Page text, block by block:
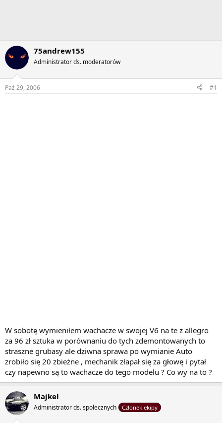
75andrew155
Administrator ds. moderatorów
Paź 29, 2006 #1
W sobotę wymieniłem wachacze w swojej V6 na te z allegro
za 96 zł sztuka w porównaniu do tych zdemontowanych to
straszne grubasy ale dziwna sprawa po wymianie Auto
zrobiło się 20 zbieżne , mechanik złapał się za głowę i pytał
czy napewno są to wachacze do tego modelu ? Co wy na to ?
Majkel
Administrator ds. społecznych Członek ekipy